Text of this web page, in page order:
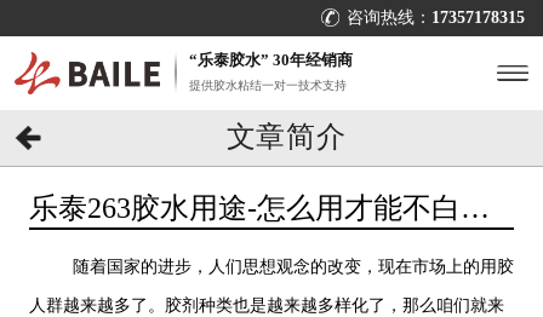
咨询热线： 17357178315
“乐泰胶水” 30年经销商
提供胶水粘结一对一技术支持
文章简介
乐泰263胶水用途-怎么用才能不白
随着国家的进步，人们思想观念的改变，现在市场上的用胶
人群越来越多了。胶剂种类也是越来越多样化了，那么咱们就来